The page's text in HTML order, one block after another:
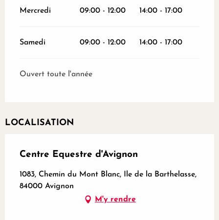
Mercredi 09:00 - 12:00 14:00 - 17:00
Samedi 09:00 - 12:00 14:00 - 17:00
Ouvert toute l'année
LOCALISATION
Centre Equestre d'Avignon
1083, Chemin du Mont Blanc, Ile de la Barthelasse,
84000 Avignon
M'y rendre